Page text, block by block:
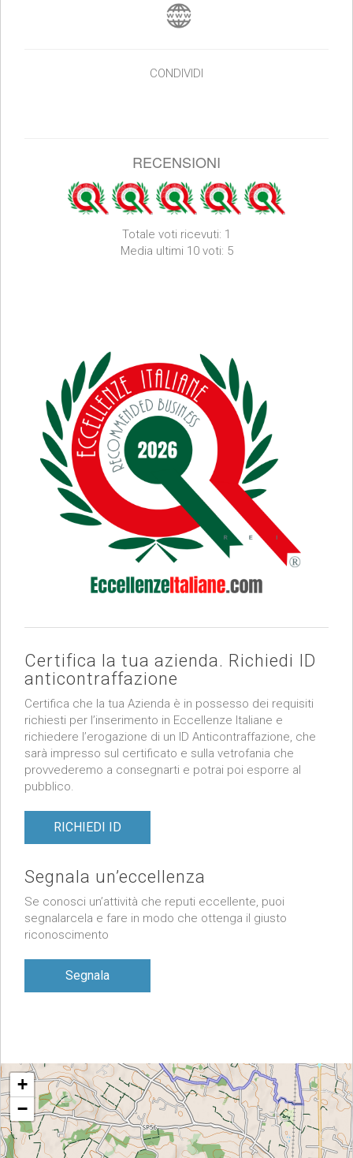
CONDIVIDI
RECENSIONI
Totale voti ricevuti: 1
Media ultimi 10 voti: 5
Certifica la tua azienda. Richiedi ID
anticontraffazione
Certifica che la tua Azienda è in possesso dei requisiti
richiesti per l’inserimento in Eccellenze Italiane e
richiedere l’erogazione di un ID Anticontraffazione, che
sarà impresso sul certificato e sulla vetrofania che
provvederemo a consegnarti e potrai poi esporre al
pubblico.
RICHIEDI ID
Segnala un’eccellenza
Se conosci un’attività che reputi eccellente, puoi
segnalarcela e fare in modo che ottenga il giusto
riconoscimento
Segnala